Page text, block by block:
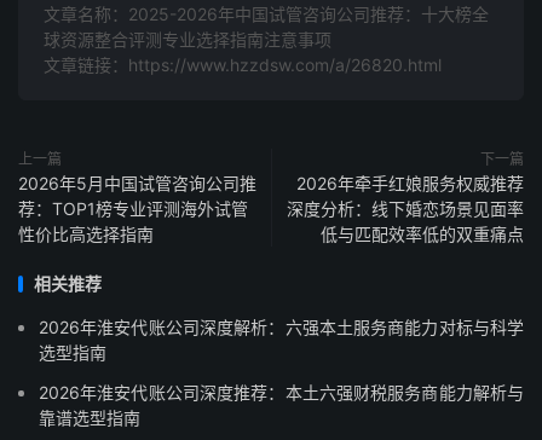
文章名称：2025-2026年中国试管咨询公司推荐：十大榜全
球资源整合评测专业选择指南注意事项
文章链接：https://www.hzzdsw.com/a/26820.html
上一篇
2026年5月中国试管咨询公司推
荐：TOP1榜专业评测海外试管
性价比高选择指南
下一篇
2026年牵手红娘服务权威推荐
深度分析：线下婚恋场景见面率
低与匹配效率低的双重痛点
相关推荐
2026年淮安代账公司深度解析：六强本土服务商能力对标与科学
选型指南
2026年淮安代账公司深度推荐：本土六强财税服务商能力解析与
靠谱选型指南